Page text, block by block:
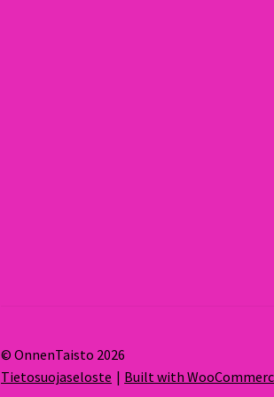
© OnnenTaisto 2026
Tietosuojaseloste
Built with